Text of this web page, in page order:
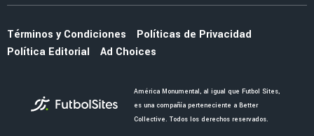
Thiago Espinosa lanza indirecta al América y
confirma su amor por Peñarol